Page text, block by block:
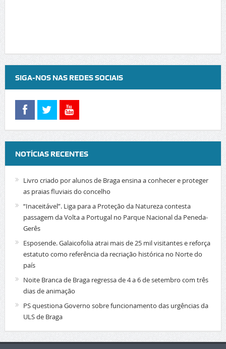
SIGA-NOS NAS REDES SOCIAIS
NOTÍCIAS RECENTES
Livro criado por alunos de Braga ensina a conhecer e proteger
as praias fluviais do concelho
“Inaceitável”. Liga para a Proteção da Natureza contesta
passagem da Volta a Portugal no Parque Nacional da Peneda-
Gerês
Esposende. Galaicofolia atrai mais de 25 mil visitantes e reforça
estatuto como referência da recriação histórica no Norte do
país
Noite Branca de Braga regressa de 4 a 6 de setembro com três
dias de animação
PS questiona Governo sobre funcionamento das urgências da
ULS de Braga